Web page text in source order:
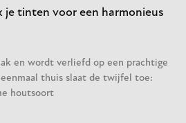
tinten voor een harmonieus
en wordt verliefd op een prachtige
thuis slaat de twijfel toe:
houtsoort